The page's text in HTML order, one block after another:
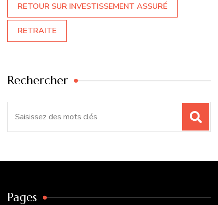
RETOUR SUR INVESTISSEMENT ASSURÉ
RETRAITE
Rechercher
Pages